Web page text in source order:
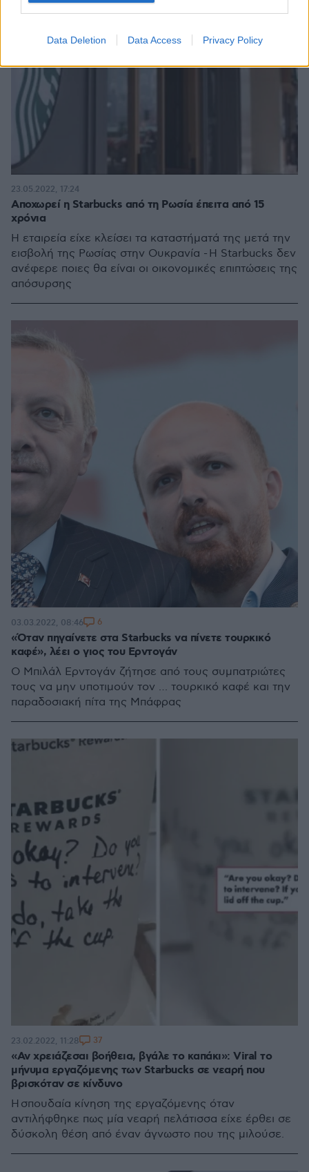
Data Deletion Data Access Privacy Policy
Αποχωρεί η Starbucks από τη Ρωσία έπειτα από 15
χρόνια
Η εταιρεία είχε κλείσει τα καταστήματά της μετά την
εισβολή της Ρωσίας στην Ουκρανία - Η Starbucks δεν
ανέφερε ποιες θα είναι οι οικονομικές επιπτώσεις της
απόσυρσης
23.05.2022, 17:24
«Όταν πηγαίνετε στα Starbucks να πίνετε τουρκικό
καφέ», λέει ο γιος του Ερντογάν
Ο Μπιλάλ Ερντογάν ζήτησε από τους συμπατριώτες
τους να μην υποτιμούν τον … τουρκικό καφέ και την
παραδοσιακή πίτα της Μπάφρας
03.03.2022, 08:46 6
«Αν χρειάζεσαι βοήθεια, βγάλε το καπάκι»: Viral το
μήνυμα εργαζόμενης των Starbucks σε νεαρή που
βρισκόταν σε κίνδυνο
Η σπουδαία κίνηση της εργαζόμενης όταν
αντιλήφθηκε πως μία νεαρή πελάτισσα είχε έρθει σε
δύσκολη θέση από έναν άγνωστο που της μιλούσε.
23.02.2022, 11:28 37